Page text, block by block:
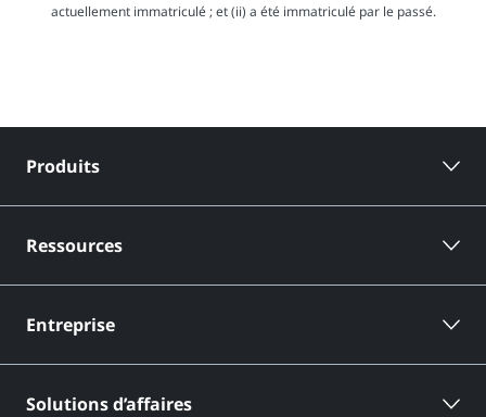
actuellement immatriculé ; et (ii) a été immatriculé par le passé.
Produits
Ressources
Entreprise
Solutions d’affaires